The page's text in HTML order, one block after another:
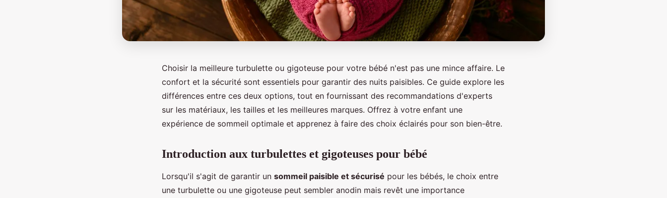
Choisir la meilleure turbulette ou gigoteuse pour votre bébé n'est pas une mince affaire. Le
confort et la sécurité sont essentiels pour garantir des nuits paisibles. Ce guide explore les
différences entre ces deux options, tout en fournissant des recommandations d'experts
sur les matériaux, les tailles et les meilleures marques. Offrez à votre enfant une
expérience de sommeil optimale et apprenez à faire des choix éclairés pour son bien-être.
Introduction aux turbulettes et gigoteuses pour bébé
Lorsqu'il s'agit de garantir un sommeil paisible et sécurisé pour les bébés, le choix entre
une turbulette ou une gigoteuse peut sembler anodin mais revêt une importance